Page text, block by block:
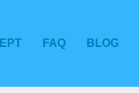
FAQ BLOG